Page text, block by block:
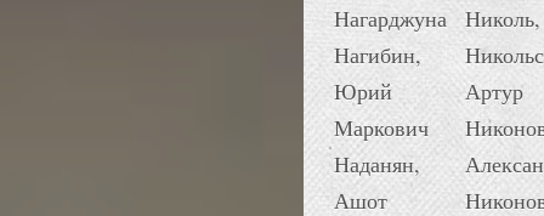
Нагарджуна
Нагибин,
Юрий
Маркович
Наданян,
Ашот
Артур